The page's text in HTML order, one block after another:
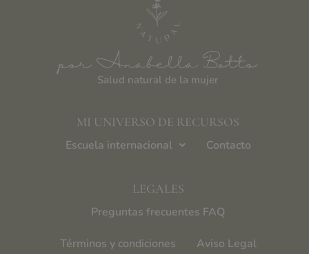
por Anabella Botto
Salud natural de la mujer
Escuela internacional Contacto
MI UNIVERSO DE RECURSOS
Preguntas frecuentes FAQ
Términos y condiciones Aviso Legal
LEGALES